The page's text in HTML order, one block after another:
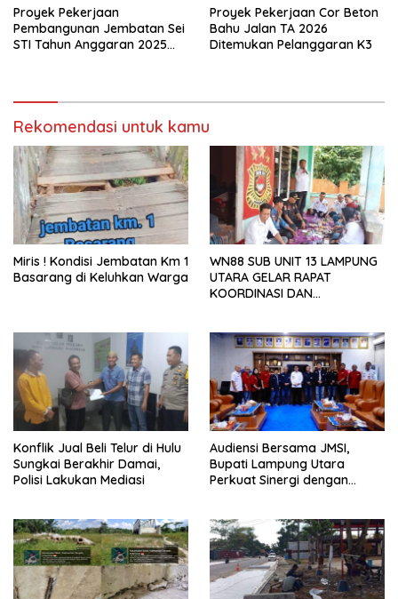
Proyek Pekerjaan
Pembangunan Jembatan Sei
STI Tahun Anggaran 2025
Proyek Pekerjaan Cor Beton
Bahu Jalan TA 2026
Ditemukan Pelanggaran K3
Rekomendasi untuk kamu
Miris ! Kondisi Jembatan Km 1
Basarang di Keluhkan Warga
WN88 SUB UNIT 13 LAMPUNG
UTARA GELAR RAPAT
KOORDINASI DAN
Konflik Jual Beli Telur di Hulu
Sungkai Berakhir Damai,
Polisi Lakukan Mediasi
Audiensi Bersama JMSI,
Bupati Lampung Utara
Perkuat Sinergi dengan